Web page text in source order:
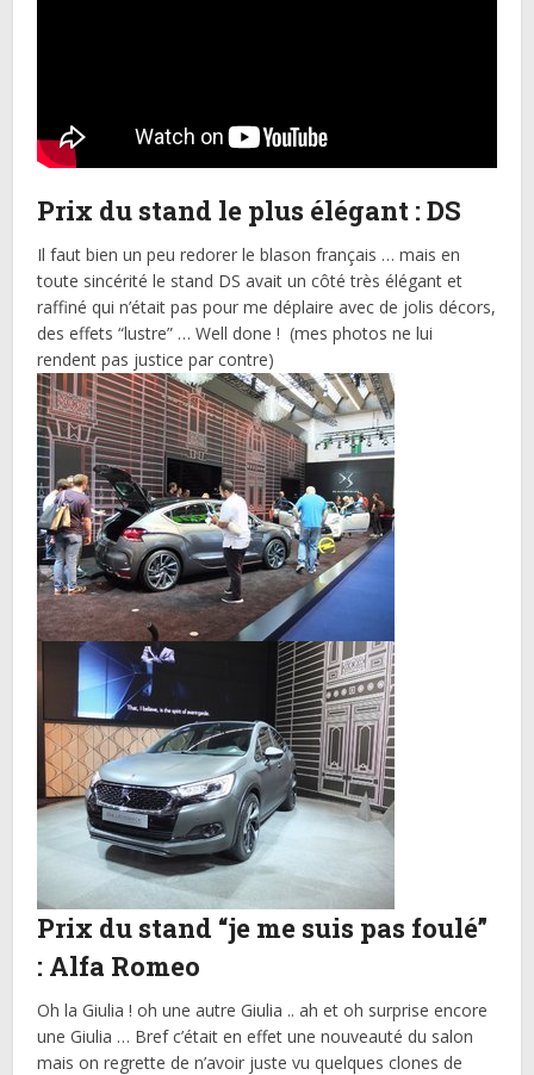
Prix du stand le plus élégant : DS
Il faut bien un peu redorer le blason français … mais en
toute sincérité le stand DS avait un côté très élégant et
raffiné qui n’était pas pour me déplaire avec de jolis décors,
des effets “lustre” … Well done ! (mes photos ne lui
rendent pas justice par contre)
Prix du stand “je me suis pas foulé”
: Alfa Romeo
Oh la Giulia ! oh une autre Giulia .. ah et oh surprise encore
une Giulia … Bref c’était en effet une nouveauté du salon
mais on regrette de n’avoir juste vu quelques clones de